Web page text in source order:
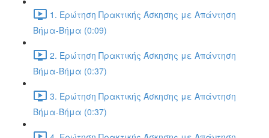
1. Ερώτηση Πρακτικής Άσκησης με Απάντηση
Βήμα-Βήμα (0:09)
2. Ερώτηση Πρακτικής Άσκησης με Απάντηση
Βήμα-Βήμα (0:37)
3. Ερώτηση Πρακτικής Άσκησης με Απάντηση
Βήμα-Βήμα (0:37)